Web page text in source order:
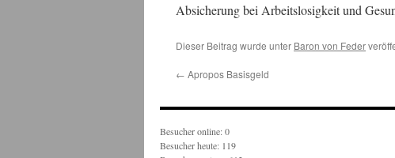
Absicherung bei Arbeitslosigkeit und
Dieser Beitrag wurde unter Baron von Feder
← Apropos Basisgeld
Besucher online: 0
Besucher heute: 119